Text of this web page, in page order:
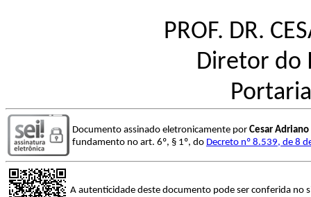
PROF. DR.
Diretor do
Documento assinado eletronicamente por Cesar Adriano
fundamento no art. 6º, § 1º, do Decreto nº 8.539, de 8
A autenticidade deste documento pode ser conferida no